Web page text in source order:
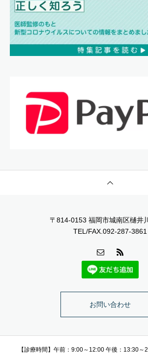
〒814-0153 福岡市城南区樋井
TEL/FAX.092-287-3861
お問い合わせ
【診療時間】午前：9:00～12:00 午後：13:30～